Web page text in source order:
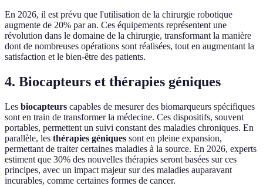
En 2026, il est prévu que l'utilisation de la chirurgie robotique
augmente de 20% par an. Ces équipements représentent une
révolution dans le domaine de la chirurgie, transformant la manière
dont de nombreuses opérations sont réalisées, tout en augmentant la
satisfaction et le bien-être des patients.
4. Biocapteurs et thérapies géniques
Les biocapteurs capables de mesurer des biomarqueurs spécifiques
sont en train de transformer la médecine. Ces dispositifs, souvent
portables, permettent un suivi constant des maladies chroniques. En
parallèle, les thérapies géniques sont en pleine expansion,
permettant de traiter certaines maladies à la source. En 2026, experts
estiment que 30% des nouvelles thérapies seront basées sur ces
principes, avec un impact majeur sur des maladies auparavant
incurables, comme certaines formes de cancer.